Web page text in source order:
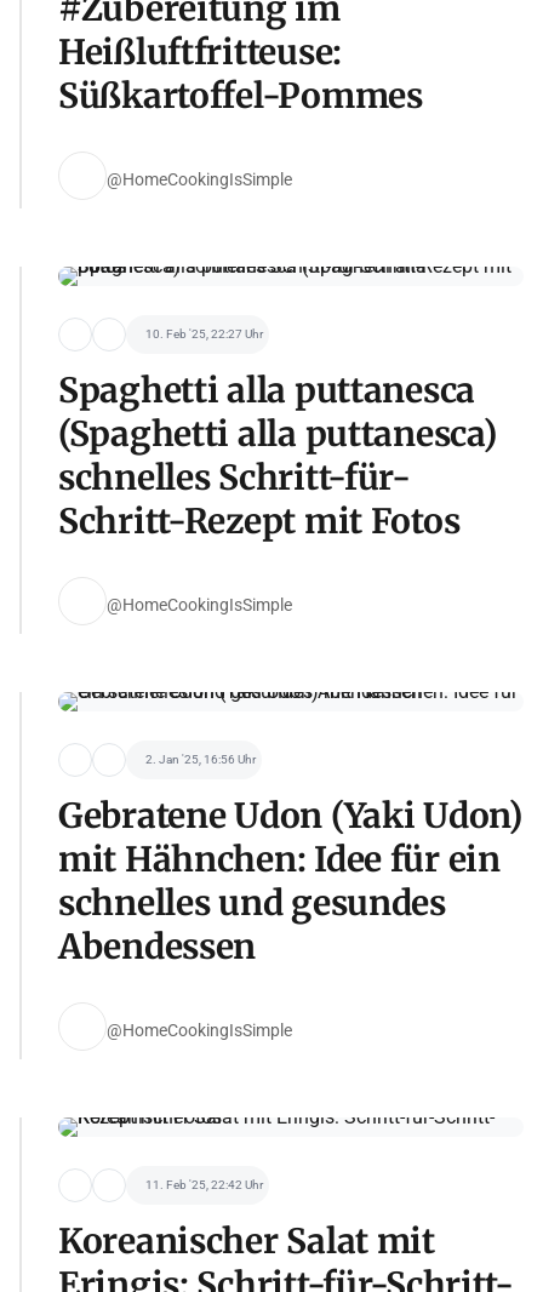
Heißluftfritteuse:
Süßkartoffel-Pommes
@HomeCookingIsSimple
10. Feb '25, 22:27 Uhr
Spaghetti alla puttanesca
(Spaghetti alla puttanesca)
schnelles Schritt-für-
Schritt-Rezept mit Fotos
@HomeCookingIsSimple
2. Jan '25, 16:56 Uhr
Gebratene Udon (Yaki Udon)
mit Hähnchen: Idee für ein
schnelles und gesundes
Abendessen
@HomeCookingIsSimple
11. Feb '25, 22:42 Uhr
Koreanischer Salat mit